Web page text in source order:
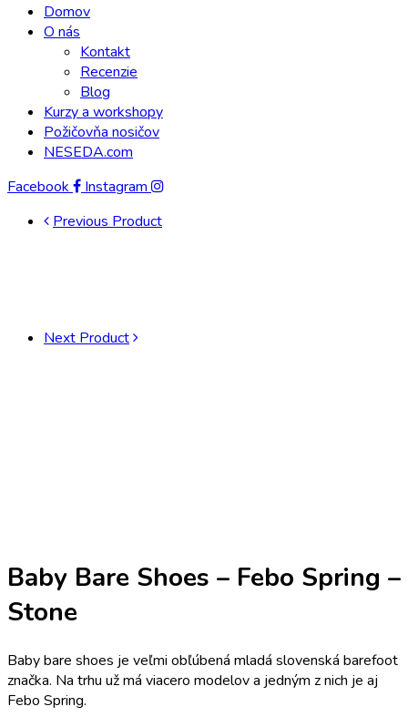
Domov
O nás
Kontakt
Recenzie
Blog
Kurzy a workshopy
Požičovňa nosičov
NESEDA.com
Facebook
Instagram
Previous Product
Next Product
Baby Bare Shoes – Febo Spring –
Stone
Baby bare shoes je veľmi obľúbená mladá slovenská barefoot
značka. Na trhu už má viacero modelov a jedným z nich je aj
Febo Spring.